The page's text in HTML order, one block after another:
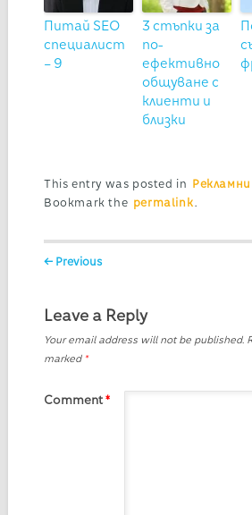
Питай SEO
специалист
– 9
3 стъпки за
по-
ефективно
общуване с
клиенти и
близки
This entry was posted in
Bookmark the permalink.
Post navigation
← Previous
Leave a Reply
Your email address will not be published.
marked *
Comment*